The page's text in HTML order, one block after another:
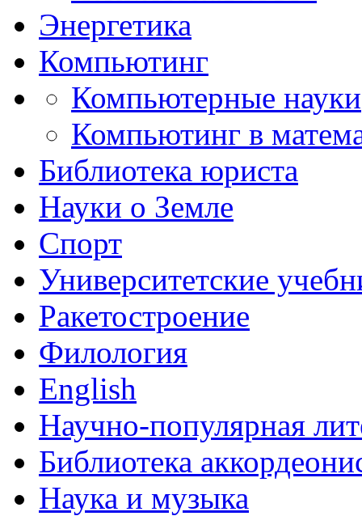
Энергетика
Компьютинг
Компьютерные науки
Компьютинг в
Библиотека юриста
Науки о Земле
Спорт
Университетские
Ракетостроение
Филология
English
Научно-популярная
Библиотека
Наука и музыка